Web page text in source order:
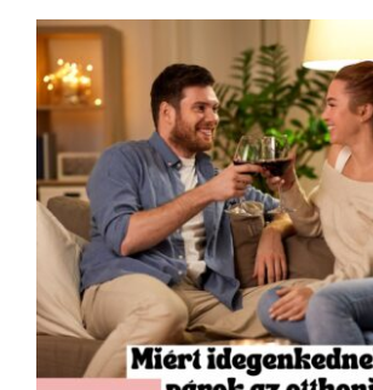
Miért idegenkednek a párok
randijátékoktól?